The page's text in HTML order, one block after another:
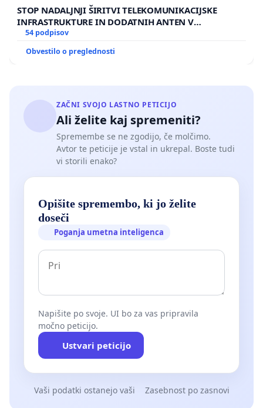
obstoječim zakonom pridobili pravico do
zdravstvenega varstva, subvencionirane prehrane,
prevozov, štipendiranja, družinske pokojnine, dela
poslabšale naš položaj, prosimo, da se pridružiš
pozivu študentov Ministrstvu za visoko šolstvo,
znanost in inovacije, ki pripravlja novi ZVIS.
STOP NADALJNJI ŠIRITVI TELEKOMUNIKACIJSKE
INFRASTRUKTURE IN DODATNIH ANTEN V
GRADIŠČAKU
54 podpisov
Obvestilo o preglednosti
ZAČNI SVOJO LASTNO PETICIJO
Ali želite kaj spremeniti?
Spremembe se ne zgodijo, če molčimo.
Avtor te peticije je vstal in ukrepal. Boste tudi
vi storili enako?
Opišite spremembo, ki jo želite
doseči
Poganja umetna inteligenca
Napišite po svoje. UI bo za vas pripravila
močno peticijo.
Ustvari peticijo
Vaši podatki ostanejo vaši Zasebnost po zasnovi